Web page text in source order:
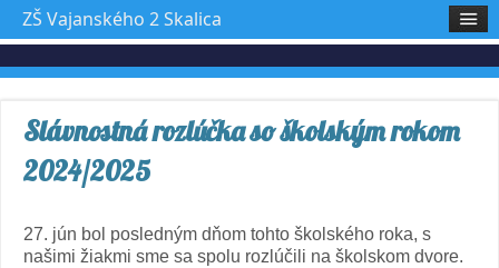
Slávnostná rozlúčka so školským rokom
2024/2025
27. jún bol posledným dňom tohto školského roka, s
našimi žiakmi sme sa spolu rozlúčili na školskom dvore.
ZŠ Vajanského 2 Skalica